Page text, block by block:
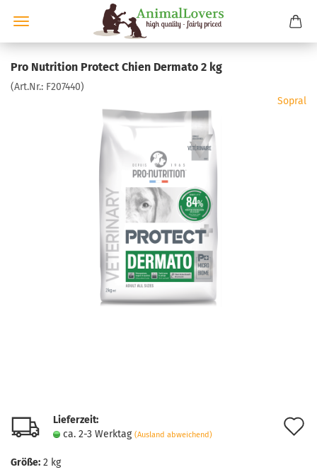
Pro Nutrition Protect Chien Dermato 2 kg
(Art.Nr.: F207440)
Sopral
Lieferzeit:
ca. 2-3 Werktag (Ausland abweichend)
Größe: 2 kg